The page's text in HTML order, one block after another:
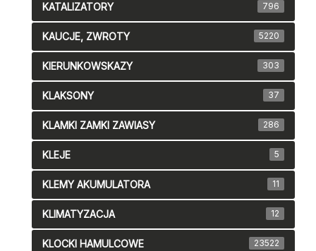
KATALIZATORY 796
KAUCJE, ZWROTY 5220
KIERUNKOWSKAZY 303
KLAKSONY 37
KLAMKI ZAMKI ZAWIASY 286
KLEJE 5
KLEMY AKUMULATORA 11
KLIMATYZACJA 12
KLOCKI HAMULCOWE 23522